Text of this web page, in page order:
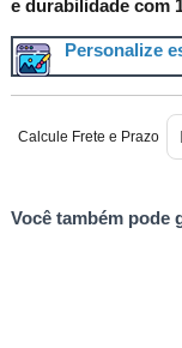
e durabilidade com
Personalize
Calcule Frete e Prazo
Você também pode